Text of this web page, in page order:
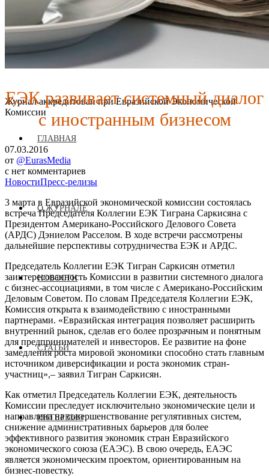
Журнал аккредитован при Евразийской Экономической
Комиссии
ГЛАВНАЯ
О ЖУРНАЛЕ
НОВОСТИ
СТАТЬИ
ИНТЕРВЬЮ
ЕЭК развивает системный диалог
с иностранным бизнесом
07.03.2016
от @EurasMedia
с нет комментариев
НовостиПресс-релизы
3 марта в Евразийской экономической комиссии состоялась
встреча Председателя Коллегии ЕЭК Тиграна Саркисяна с
Президентом Американо-Российского Делового Совета
(АРДС) Дэниелом Расселом. В ходе встречи рассмотрены
дальнейшие перспективы сотрудничества ЕЭК и АРДС.
Председатель Коллегии ЕЭК Тигран Саркисян отметил
заинтересованность Комиссии в развитии системного диалога
с бизнес-ассоциациями, в том числе с Американо-Российским
Деловым Советом. По словам Председателя Коллегии ЕЭК,
Комиссия открыта к взаимодействию с иностранными
партнерами. «Евразийская интеграция позволяет расширить
внутренний рынок, сделав его более прозрачным и понятным
для предпринимателей и инвесторов. Ее развитие на фоне
замедления роста мировой экономики способно стать главным
источником диверсификации и роста экономик стран-
участниц»,– заявил Тигран Саркисян.
Как отметил Председатель Коллегии ЕЭК, деятельность
Комиссии преследует исключительно экономические цели и
направлена на совершенствование регулятивных систем,
снижение административных барьеров для более
эффективного развития экономик стран Евразийского
экономического союза (ЕАЭС). В свою очередь, ЕАЭС
является экономическим проектом, ориентированным на
бизнес-повестку.